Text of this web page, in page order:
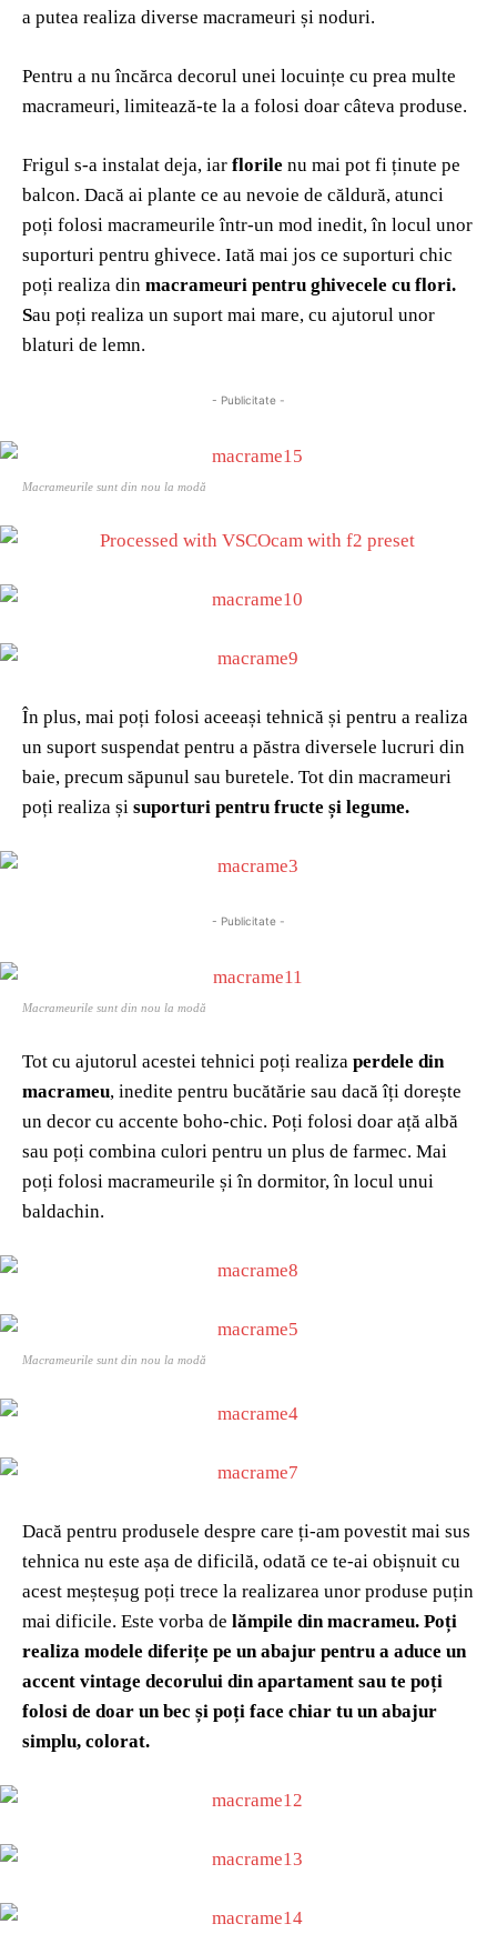
a putea realiza diverse macrameuri și noduri.
Pentru a nu încărca decorul unei locuințe cu prea multe
macrameuri, limitează-te la a folosi doar câteva produse.
Frigul s-a instalat deja, iar florile nu mai pot fi ținute pe
balcon. Dacă ai plante ce au nevoie de căldură, atunci
poți folosi macrameurile într-un mod inedit, în locul unor
suporturi pentru ghivece. Iată mai jos ce suporturi chic
poți realiza din macrameuri pentru ghivecele cu flori.
Sau poți realiza un suport mai mare, cu ajutorul unor
blaturi de lemn.
- Publicitate -
Macrameurile sunt din nou la modă
În plus, mai poți folosi aceeași tehnică și pentru a realiza
un suport suspendat pentru a păstra diversele lucruri din
baie, precum săpunul sau buretele. Tot din macrameuri
poți realiza și suporturi pentru fructe și legume.
- Publicitate -
Macrameurile sunt din nou la modă
Tot cu ajutorul acestei tehnici poți realiza perdele din
macrameu, inedite pentru bucătărie sau dacă îți dorește
un decor cu accente boho-chic. Poți folosi doar ață albă
sau poți combina culori pentru un plus de farmec. Mai
poți folosi macrameurile și în dormitor, în locul unui
baldachin.
Macrameurile sunt din nou la modă
Dacă pentru produsele despre care ți-am povestit mai sus
tehnica nu este așa de dificilă, odată ce te-ai obișnuit cu
acest meșteșug poți trece la realizarea unor produse puțin
mai dificile. Este vorba de lămpile din macrameu. Poți
realiza modele diferițe pe un abajur pentru a aduce un
accent vintage decorului din apartament sau te poți
folosi de doar un bec și poți face chiar tu un abajur
simplu, colorat.